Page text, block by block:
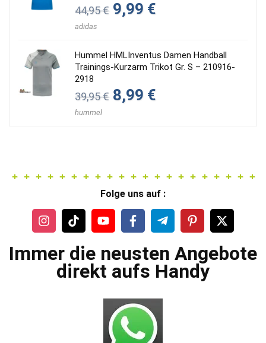
44,95€ Ursprünglicher
Preis
9,99 €
adidas
Hummel HMLInventus Damen Handball
Trainings-Kurzarm Trikot Gr. S – 210916-
2918
39,95€ Ursprünglicher
Preis
8,99 €
hummel
Folge uns auf :
Immer die neusten Angebote
direkt aufs Handy